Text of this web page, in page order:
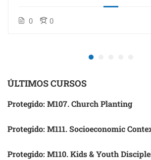
0 0
ÚLTIMOS CURSOS
Protegido: M107. Church Planting
Protegido: M111. Socioeconomic
Protegido: M110. Kids & Youth